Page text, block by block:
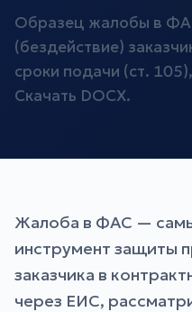
Образец жалобы в
(бездействие)
сроки подачи (ст.
Скачать DOCX.
Жалоба в ФАС —
инструмент защиты
заказчика в
через ЕИС,